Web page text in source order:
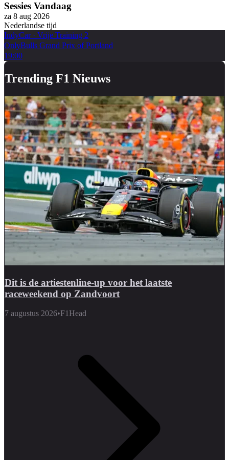
Sessies Vandaag
za 8 aug 2026
Nederlandse tijd
IndyCar· Vrije Training 2
OnlyBulls Grand Prix of Portland
19:00
Trending F1 Nieuws
Dit is de artiestenline-up voor het laatste
raceweekend op Zandvoort
7 augustus 2026•F1Head